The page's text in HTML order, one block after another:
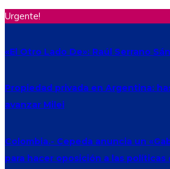
Urgente!
«El Otro Lado De»: Raúl Serrano
Propiedad privada en Argentina:
avanzar Milei
Colombia.- Cepeda anuncia un
para hacer oposición a las políticas